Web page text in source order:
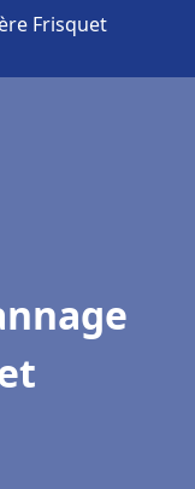
Frisquet